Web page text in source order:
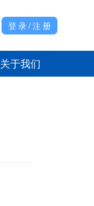
登 录 / 注 册
关于我们